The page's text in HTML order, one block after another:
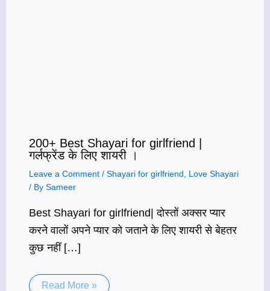
200+ Best Shayari for girlfriend |
गर्लफ्रेंड के लिए शायरी ।
Leave a Comment /Shayari for girlfriend
Love Shayari
/ BySameer
Best Shayari for girlfriend| दोस्तों अक्सर प्यार
करने वालों अपने प्यार को जताने के लिए शायरी से बेहतर
कुछ नहीं […]
Read More »